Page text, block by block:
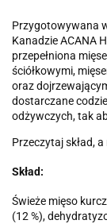
Przygotowywana
Kanadzie ACANA
przepełniona
ściółkowymi,
oraz
dostarczane
odżywczych, tak
Przeczytaj skład,
Skład:
Świeże mięso
(12 %),